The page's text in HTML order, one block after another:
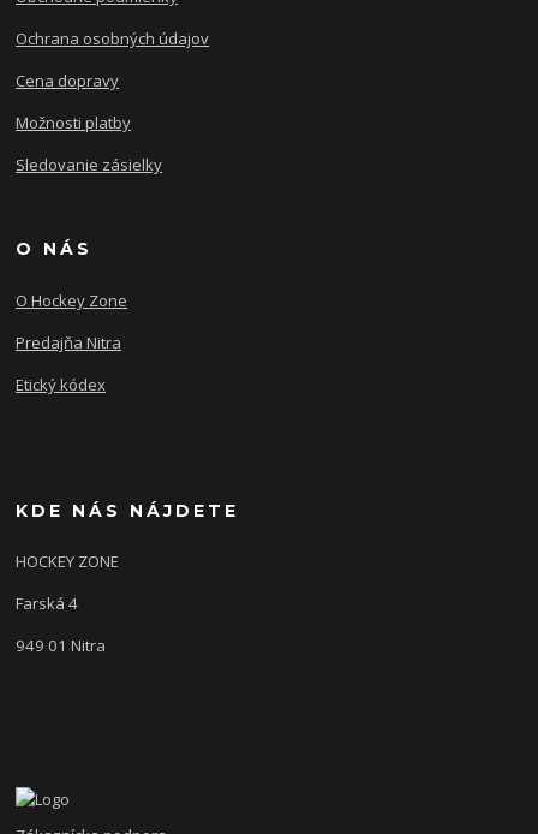
Ochrana osobných údajov
Cena dopravy
Možnosti platby
Sledovanie zásielky
O NÁS
O Hockey Zone
Predajňa Nitra
Etický kódex
KDE NÁS NÁJDETE
HOCKEY ZONE
Farská 4
949 01 Nitra